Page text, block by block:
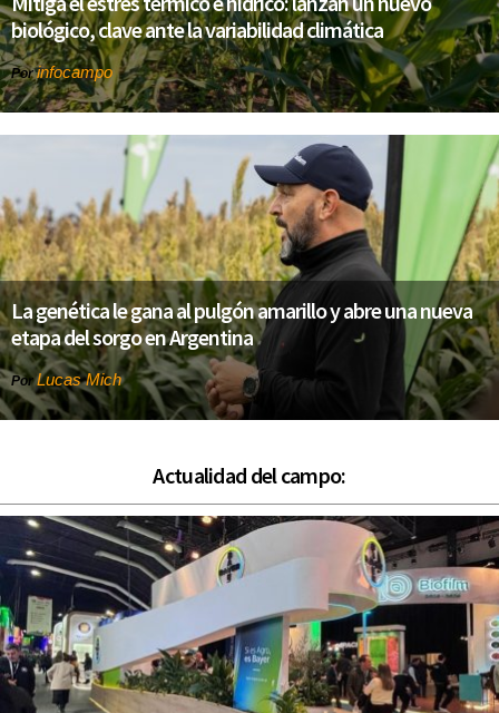
biológico, clave ante la variabilidad climática
Porinfocampo
La genética le gana al pulgón amarillo y abre una nueva
etapa del sorgo en Argentina
PorLucas Mich
Actualidad del campo: